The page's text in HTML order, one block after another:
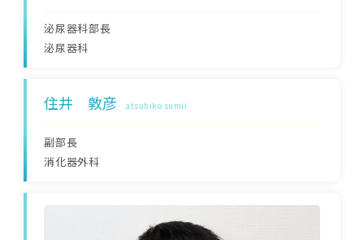
泌尿器科部長
泌尿器科
住井 敦彦 atsuhiko sumii
副部長
消化器外科